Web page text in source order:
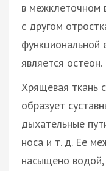
в межклеточном
с другом
функциональной
является остеон.
Хрящевая ткань
образует
дыхательные
носа и т. д. Ее
насыщено водой,